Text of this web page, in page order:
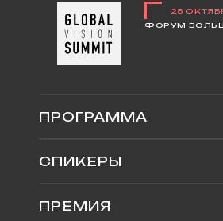
25
ФОРУМ
ПРОГРАММА
СПИКЕРЫ
ПРЕМИЯ